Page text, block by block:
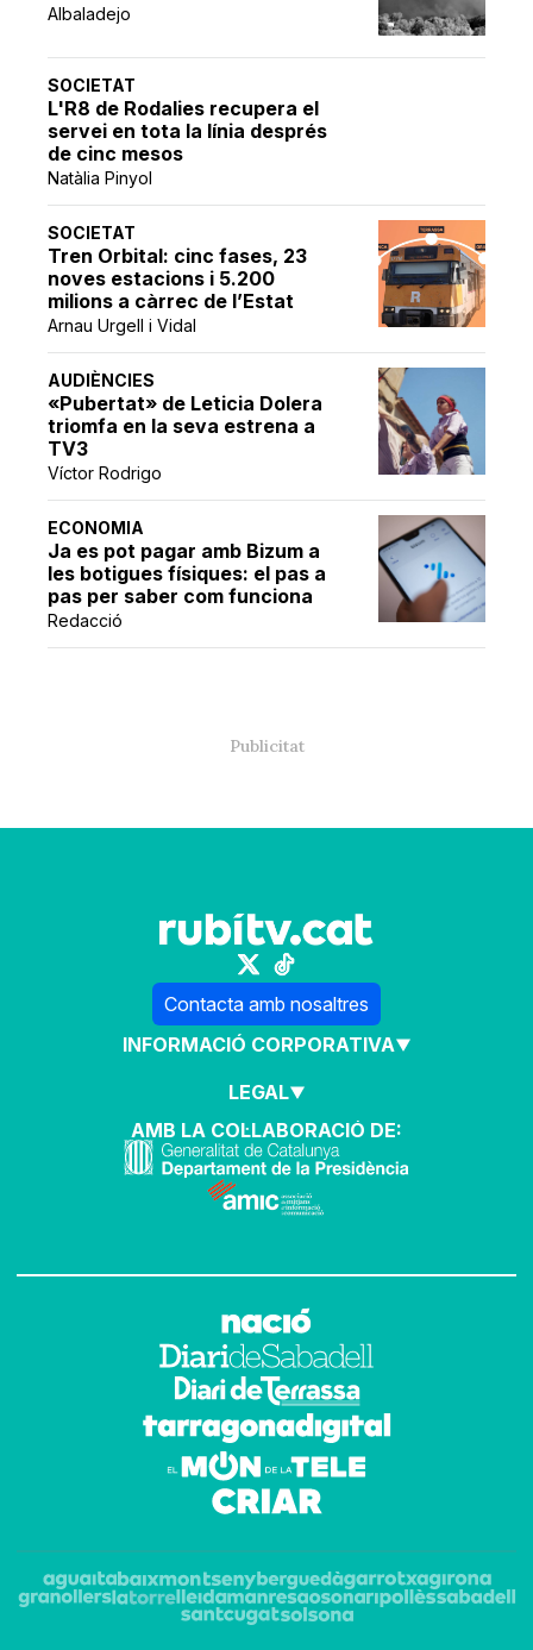
Albaladejo
SOCIETAT
L'R8 de Rodalies recupera el
servei en tota la línia després
de cinc mesos
Natàlia Pinyol
SOCIETAT
Tren Orbital: cinc fases, 23
noves estacions i 5.200
milions a càrrec de l’Estat
Arnau Urgell i Vidal
AUDIÈNCIES
«Pubertat» de Leticia Dolera
triomfa en la seva estrena a
TV3
Víctor Rodrigo
ECONOMIA
Ja es pot pagar amb Bizum a
les botigues físiques: el pas a
pas per saber com funciona
Redacció
Contacta amb nosaltres
INFORMACIÓ CORPORATIVA
LEGAL
AMB LA COL·LABORACIÓ DE: